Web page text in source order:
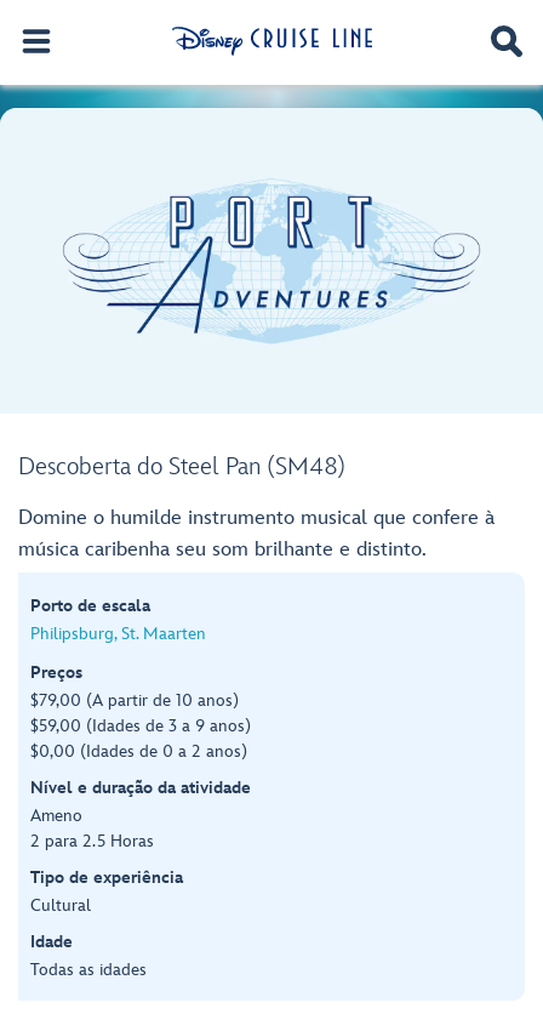
Descoberta do Steel Pan (SM48)
Domine o humilde instrumento musical que confere à
música caribenha seu som brilhante e distinto.
Porto de escala
Philipsburg, St. Maarten
Preços
$79,00 (A partir de 10 anos)
$59,00 (Idades de 3 a 9 anos)
$0,00 (Idades de 0 a 2 anos)
Nível e duração da atividade
Ameno
2 para 2.5 Horas
Tipo de experiência
Cultural
Idade
Todas as idades